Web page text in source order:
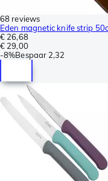
68 reviews
Eden magnetic knife strip
€ 26,68
€ 29,00
-8%Bespaar 2,32